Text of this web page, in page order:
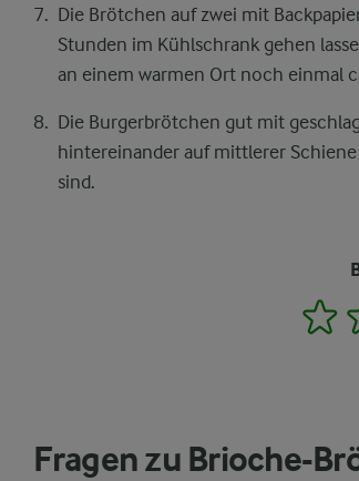
Die Brötchen auf zwei mit
Stunden im Kühlschrank gehen
an einem warmen Ort noch einmal
Die Burgerbrötchen gut mit
hintereinander auf mittlerer
sind.
1
Fragen zu Brioche-